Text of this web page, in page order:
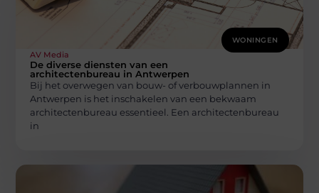
WONINGEN
AV Media
De diverse diensten van een
architectenbureau in Antwerpen
Bij het overwegen van bouw- of verbouwplannen in
Antwerpen is het inschakelen van een bekwaam
architectenbureau essentieel. Een architectenbureau
in